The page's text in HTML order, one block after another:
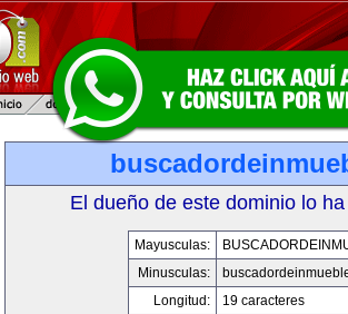
El dueño de este dominio lo
Mayusculas:
Minusculas:
Longitud:
19 caracteres